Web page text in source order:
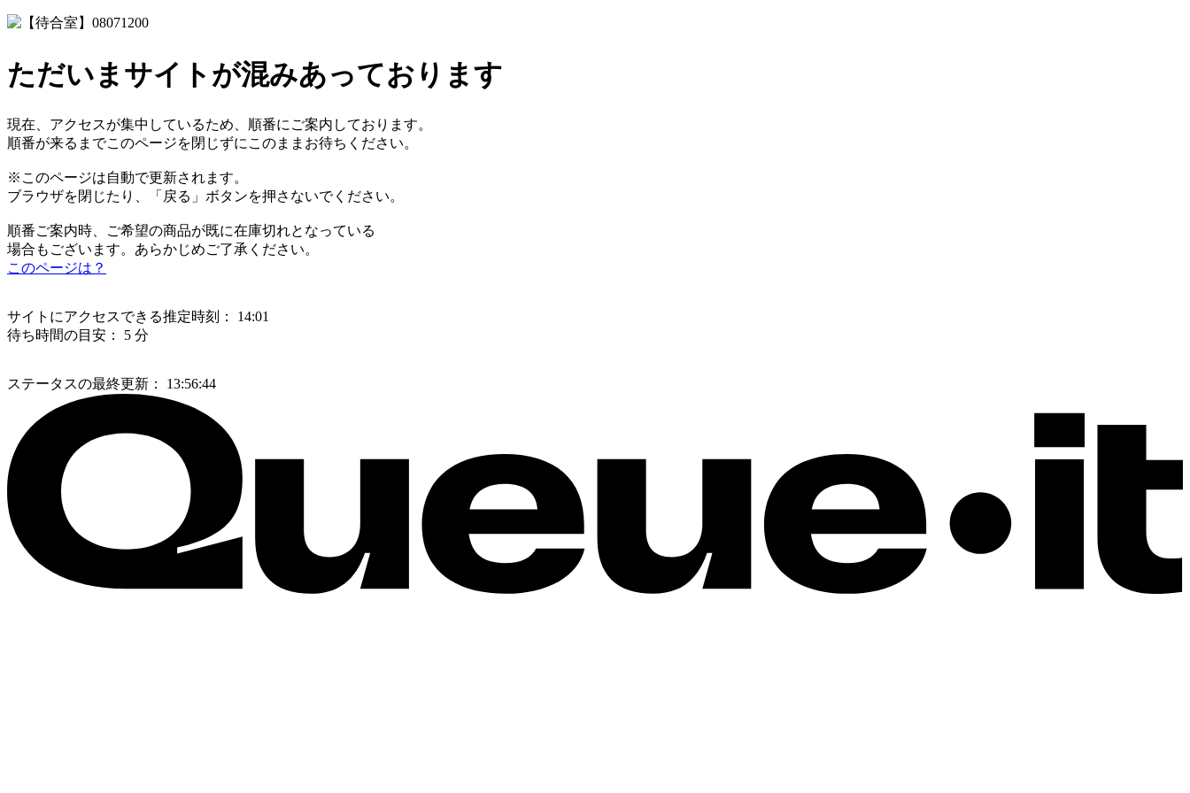
ただいまサイトが混みあっております
現在、アクセスが集中しているため、順番にご案内しております。
順番が来るまでこのページを閉じずにこのままお待ちください。
※このページは自動で更新されます。
ブラウザを閉じたり、「戻る」ボタンを押さないでください。
順番ご案内時、ご希望の商品が既に在庫切れとなっている
場合もございます。あらかじめご了承ください。
このページは？
サイトにアクセスできる推定時刻：
14:01
待ち時間の目安：
5 分
ステータスの最終更新： 13:56:44